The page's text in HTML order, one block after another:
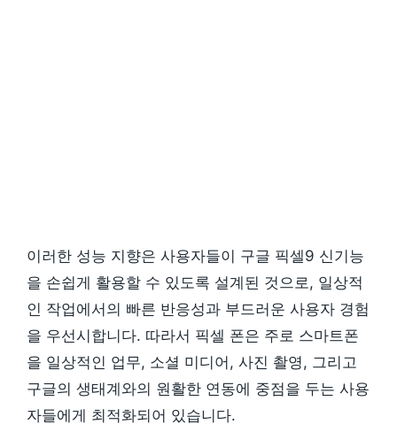
이러한 성능 지향은 사용자들이 구글 픽셀9 신기능
을 손쉽게 활용할 수 있도록 설계된 것으로, 일상적
인 작업에서의 빠른 반응성과 부드러운 사용자 경험
을 우선시합니다. 따라서 픽셀 폰은 주로 스마트폰
을 일상적인 업무, 소셜 미디어, 사진 촬영, 그리고
구글의 생태계와의 원활한 연동에 중점을 두는 사용
자들에게 최적화되어 있습니다.